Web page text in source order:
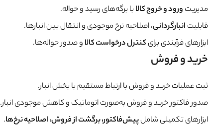
مدیریت ورود و خروج کالا با برگه‌های رسید و حواله.
قابلیت انبارگردانی، اصلاحیه نرخ موجودی و انتقال بین انبارها.
ابزارهای فرآیندی برایکنترل درخواست کالا و صدور حواله‌ها.
خرید و فروش
ثبت عملیات خرید و فروش با ارتباط مستقیم با بخش انبار.
صدور فاکتور خرید و فروش به‌صورت اتوماتیک و کاهش موجودی انبار.
ابزارهای تکمیلی شاملپیش‌فاکتور، برگشت از فروش، اصلاحیه نرخ‌ها.